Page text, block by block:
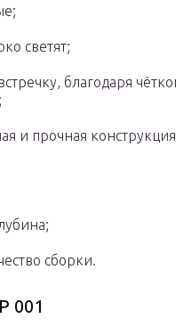
светят;
благодаря
и прочная
сборки.
001